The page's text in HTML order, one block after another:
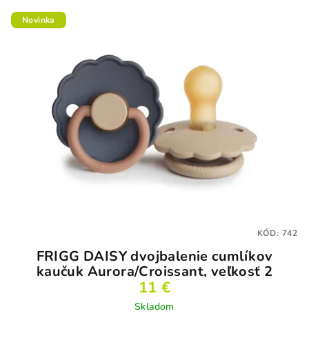
Novinka
FRIGG DAISY dvojbalenie cumlíkov
kaučuk Aurora/Croissant, veľkosť 2
11 €
Skladom
KÓD: 742